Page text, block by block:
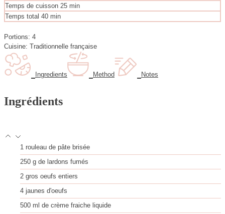
i
n
u
s
Temps de cuisson 25m
n
t
e
s
min
Temps total 40m
u
s
min
Portions: 4
Cuisine: Traditionnelle française
Ingredients Method Notes
Ingrédients
1 rouleau de pâte brisée
250 g de lardons fumés
2 gros oeufs entiers
4 jaunes d'oeufs
500 ml de crème fraiche liquide